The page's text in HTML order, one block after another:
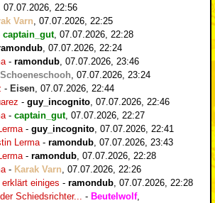
07.07.2026, 22:56
Varn 07.07.2026, 22:25
captain_gut, 07.07.2026, 22:28
07.07.2026, 22:24
- ramondub 07.07.2026, 23:46
Schoeneschooh 07.07.2026, 23:24
- Eisen 07.07.2026, 22:44
- guy_incognito 07.07.2026, 22:46
- captain_gut, 07.07.2026, 22:27
- guy_incognito 07.07.2026, 22:41
Lerma - ramondub 07.07.2026, 23:43
- ramondub 07.07.2026, 22:28
- Karak Varn 07.07.2026, 22:26
einiges - ramondub 07.07.2026, 22:28
Schiedsrichter...
- Beutelwolf,